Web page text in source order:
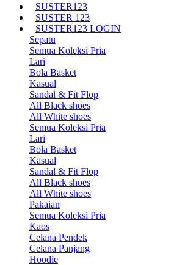
SUSTER123
SUSTER 123
SUSTER123 LOGIN
Sepatu
Semua Koleksi Pria
Lari
Bola Basket
Kasual
Sandal & Fit Flop
All Black shoes
All White shoes
Semua Koleksi Pria
Lari
Bola Basket
Kasual
Sandal & Fit Flop
All Black shoes
All White shoes
Pakaian
Semua Koleksi Pria
Kaos
Celana Pendek
Celana Panjang
Hoodie